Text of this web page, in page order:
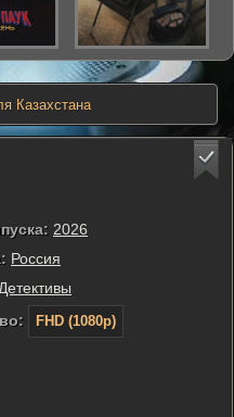
Казахстана
2026
Россия
Детективы
FHD (1080p)